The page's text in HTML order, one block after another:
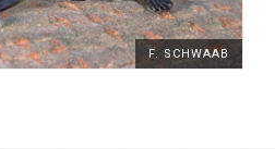
F. SCHWAAB